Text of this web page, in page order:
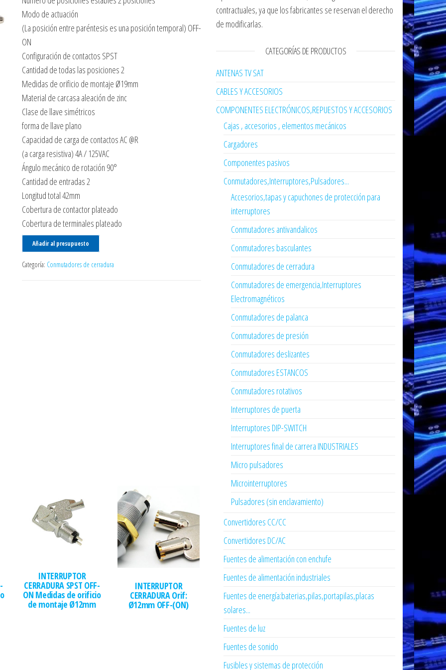
Modo de actuación
(La posición entre paréntesis es una posición temporal) OFF-
ON
Configuración de contactos SPST
Cantidad de todas las posiciones 2
Medidas de orificio de montaje Ø19mm
Material de carcasa aleación de zinc
Clase de llave simétricos
forma de llave plano
Capacidad de carga de contactos AC @R
(a carga resistiva) 4A / 125VAC
Ángulo mecánico de rotación 90°
Cantidad de entradas 2
Longitud total 42mm
Cobertura de contactor plateado
Cobertura de terminales plateado
Añadir al presupuesto
Categoría: Conmutadores de cerradura
INTERRUPTOR
CERRADURA SPST OFF-
ON Medidas de orificio
de montaje Ø12mm
INTERRUPTOR
CERRADURA Orif:
Ø12mm OFF-(ON)
contractuales, ya que los fabricantes se reservan el derecho
de modificarlas.
CATEGORÍAS DE PRODUCTOS
ANTENAS TV SAT
CABLES Y ACCESORIOS
COMPONENTES ELECTRÓNICOS,REPUESTOS Y ACCESORIOS
Cajas , accesorios , elementos mecánicos
Cargadores
Componentes pasivos
Conmutadores,Interruptores,Pulsadores...
Accesorios,tapas y capuchones de protección para
interruptores
Conmutadores antivandalicos
Conmutadores basculantes
Conmutadores de cerradura
Conmutadores de emergencia,Interruptores
Electromagnéticos
Conmutadores de palanca
Conmutadores de presión
Conmutadores deslizantes
Conmutadores ESTANCOS
Conmutadores rotativos
Interruptores de puerta
Interruptores DIP-SWITCH
Interruptores final de carrera INDUSTRIALES
Micro pulsadores
Microinterruptores
Pulsadores (sin enclavamiento)
Convertidores CC/CC
Convertidores DC/AC
Fuentes de alimentación con enchufe
Fuentes de alimentación industriales
Fuentes de energía:baterias,pilas,portapilas,placas
solares...
Fuentes de luz
Fuentes de sonido
Fusibles y sistemas de protección